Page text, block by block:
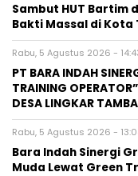
Sambut HUT Bartim
Bakti Massal di Kota
Rabu, 5 Agustus 2026 -
PT BARA INDAH
TRAINING
DESA LINGKAR
Rabu, 5 Agustus 2026 -
Bara Indah Sinergi
Muda Lewat Green